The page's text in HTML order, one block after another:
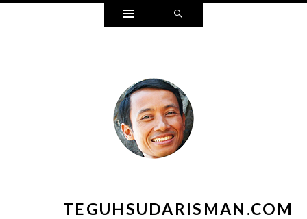
Widgets
TEGUHSUDARISMAN.COM